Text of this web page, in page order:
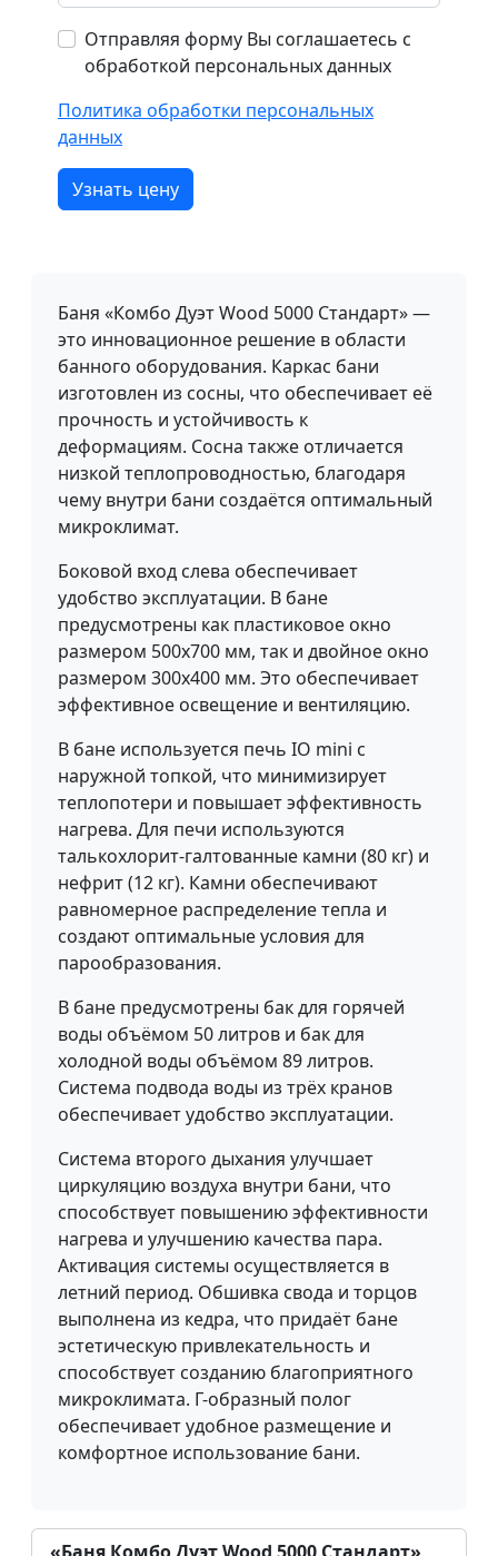
Отправляя форму Вы соглашаетесь с
обработкой персональных данных
Политика обработки персональных
данных
Узнать цену
Баня «Комбо Дуэт Wood 5000 Стандарт» —
это инновационное решение в области
банного оборудования. Каркас бани
изготовлен из сосны, что обеспечивает её
прочность и устойчивость к
деформациям. Сосна также отличается
низкой теплопроводностью, благодаря
чему внутри бани создаётся оптимальный
микроклимат.
Боковой вход слева обеспечивает
удобство эксплуатации. В бане
предусмотрены как пластиковое окно
размером 500х700 мм, так и двойное окно
размером 300х400 мм. Это обеспечивает
эффективное освещение и вентиляцию.
В бане используется печь IO mini с
наружной топкой, что минимизирует
теплопотери и повышает эффективность
нагрева. Для печи используются
талькохлорит-галтованные камни (80 кг) и
нефрит (12 кг). Камни обеспечивают
равномерное распределение тепла и
создают оптимальные условия для
парообразования.
В бане предусмотрены бак для горячей
воды объёмом 50 литров и бак для
холодной воды объёмом 89 литров.
Система подвода воды из трёх кранов
обеспечивает удобство эксплуатации.
Система второго дыхания улучшает
циркуляцию воздуха внутри бани, что
способствует повышению эффективности
нагрева и улучшению качества пара.
Активация системы осуществляется в
летний период. Обшивка свода и торцов
выполнена из кедра, что придаёт бане
эстетическую привлекательность и
способствует созданию благоприятного
микроклимата. Г-образный полог
обеспечивает удобное размещение и
комфортное использование бани.